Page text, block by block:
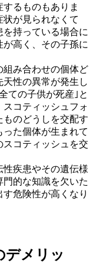
るものもありま
が見られなくて
持っている場合に
高く、その子孫に
組み合わせの個体ど
性の異常が発生し
ての子供が死産｣と
コティッシュフォ
のどうしを交配す
た個体が生まれて
スコティッシュを交
性疾患やその遺伝様
的な知識を欠いた
危険性が高くなり
デメリッ